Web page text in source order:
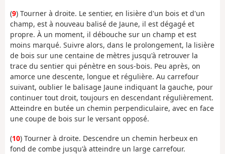
(9) Tourner à droite. Le sentier, en lisière d'un bois et d'un
champ, est à nouveau balisé de Jaune, il est dégagé et
propre. À un moment, il débouche sur un champ et est
moins marqué. Suivre alors, dans le prolongement, la lisière
de bois sur une centaine de mètres jusqu'à retrouver la
trace du sentier qui pénètre en sous-bois. Peu après, on
amorce une descente, longue et régulière. Au carrefour
suivant, oublier le balisage Jaune indiquant la gauche, pour
continuer tout droit, toujours en descendant régulièrement.
Atteindre en butée un chemin perpendiculaire, avec en face
une coupe de bois sur le versant opposé.
(10) Tourner à droite. Descendre un chemin herbeux en
fond de combe jusqu'à atteindre un large carrefour.